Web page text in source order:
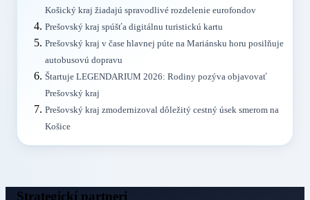
Košický kraj žiadajú spravodlivé rozdelenie eurofondov
Prešovský kraj spúšťa digitálnu turistickú kartu
Prešovský kraj v čase hlavnej púte na Mariánsku horu posilňuje
autobusovú dopravu
Štartuje LEGENDARIUM 2026: Rodiny pozýva objavovať
Prešovský kraj
Prešovský kraj zmodernizoval dôležitý cestný úsek smerom na
Košice
Strategickí partneri